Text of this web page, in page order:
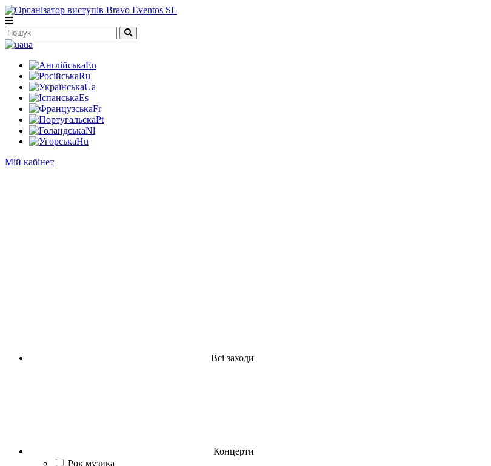
ua
En
Ru
Ua
Es
Fr
Pt
Nl
Hu
Мій кабінет
Всі заходи
Концерти
Рок музика